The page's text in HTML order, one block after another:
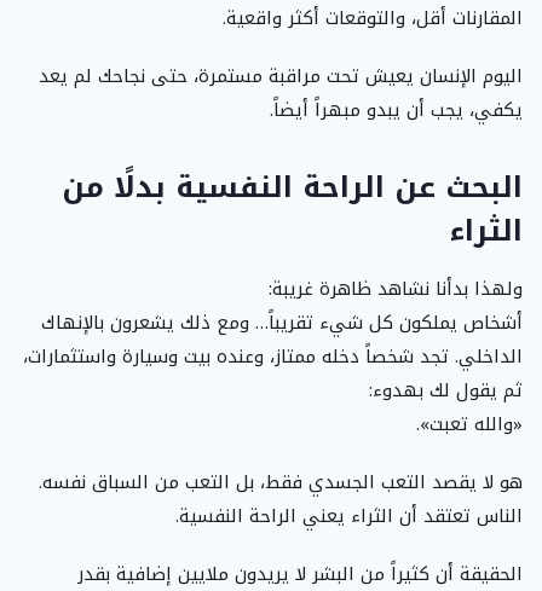
المقارنات أقل، والتوقعات أكثر واقعية.
اليوم الإنسان يعيش تحت مراقبة مستمرة، حتى نجاحك لم يعد
يكفي، يجب أن يبدو مبهراً أيضاً.
البحث عن الراحة النفسية بدلًا من
الثراء
ولهذا بدأنا نشاهد ظاهرة غريبة:
أشخاص يملكون كل شيء تقريباً… ومع ذلك يشعرون بالإنهاك
الداخلي. تجد شخصاً دخله ممتاز، وعنده بيت وسيارة واستثمارات،
ثم يقول لك بهدوء:
«والله تعبت».
هو لا يقصد التعب الجسدي فقط، بل التعب من السباق نفسه.
الناس تعتقد أن الثراء يعني الراحة النفسية.
الحقيقة أن كثيراً من البشر لا يريدون ملايين إضافية بقدر